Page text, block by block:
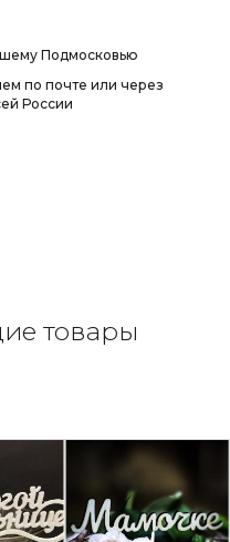
Подмосковью
по почте или через
России
товары